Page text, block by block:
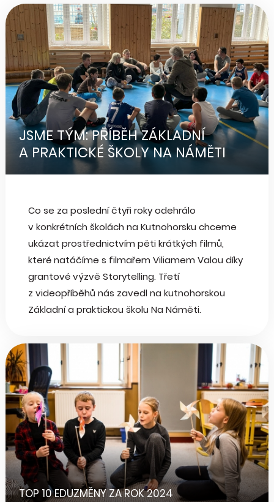
JSME TÝM: PŘÍBĚH ZÁKLADNÍ
A PRAKTICKÉ ŠKOLY NA NÁMĚTI
Co se za poslední čtyři roky odehrálo
v konkrétních školách na Kutnohorsku chceme
ukázat prostřednictvím pěti krátkých filmů,
které natáčíme s filmařem Viliamem Valou díky
grantové výzvě Storytelling. Třetí
z videopříběhů nás zavedl na kutnohorskou
Základní a praktickou školu Na Náměti.
TOP 10 EDUZMĚNY ZA ROK 2024